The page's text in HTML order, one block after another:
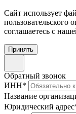
Cайт использует
пользовательского
соглашаетесь с
Принять
Обратный звонок
ИНН*
Название
Юридический адрес